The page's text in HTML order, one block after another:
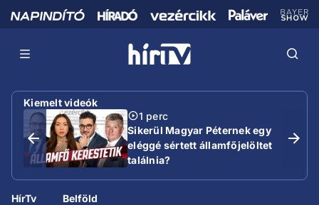
Kiemelt videók
1 perc
Sikerül Magyar Péternek egy
eléggé sértett államfőjelöltet
találnia?
HírTv Belföld